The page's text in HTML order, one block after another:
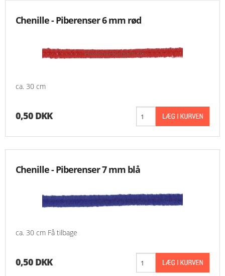
Chenille - Piberenser 6 mm rød
ca. 30 cm
0,50 DKK
Chenille - Piberenser 7 mm blå
ca. 30 cm Få tilbage
0,50 DKK